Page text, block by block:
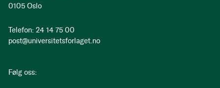
0105 Oslo
Telefon: 24 14 75 00
post@universitetsforlaget.no
Følg oss: